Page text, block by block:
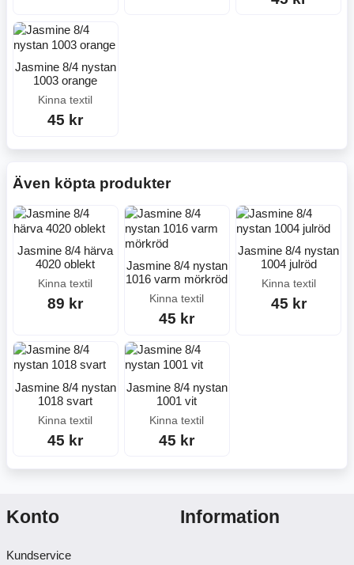
Jasmine 8/4 nystan
1003 orange
Kinna textil
45 kr
Även köpta produkter
Jasmine 8/4 härva
4020 oblekt
Kinna textil
89 kr
Jasmine 8/4 nystan
1016 varm mörkröd
Kinna textil
45 kr
Jasmine 8/4 nystan
1004 julröd
Kinna textil
45 kr
Jasmine 8/4 nystan
1018 svart
Kinna textil
45 kr
Jasmine 8/4 nystan
1001 vit
Kinna textil
45 kr
Konto
Kundservice
Information